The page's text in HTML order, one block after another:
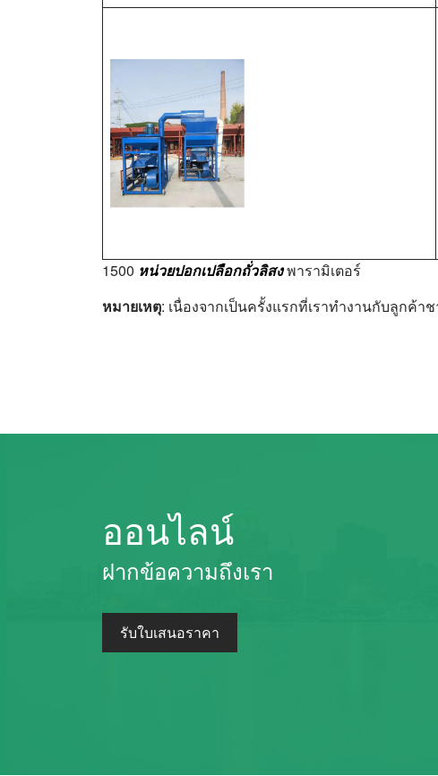
1500 หน่วยปอกเปลือกถั่วลิสงพารามิเตอร์
หมายเหตุ: เนื่องจากเป็นครั้งแรกที่เราทำงานกับลูกค้
ออนไลน์
ฝากข้อความถึงเรา
รับใบเสนอราคา